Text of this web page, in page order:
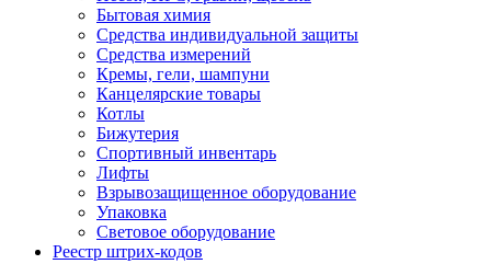
Бытовая химия
Средства индивидуальной защиты
Средства измерений
Кремы, гели, шампуни
Канцелярские товары
Котлы
Бижутерия
Спортивный инвентарь
Лифты
Взрывозащищенное оборудование
Упаковка
Световое оборудование
Реестр штрих-кодов